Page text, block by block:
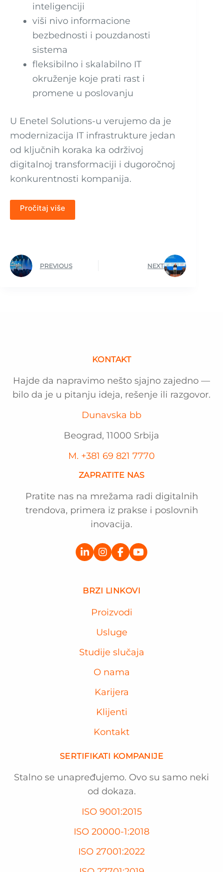
inteligenciji
viši nivo informacione
bezbednosti i pouzdanosti
sistema
fleksibilno i skalabilno IT
okruženje koje prati rast i
promene u poslovanju
U Enetel Solutions-u verujemo da je
modernizacija IT infrastrukture jedan
od ključnih koraka ka održivoj
digitalnoj transformaciji i dugoročnoj
konkurentnosti kompanija.
Pročitaj više
PREVIOUS NEXT
KONTAKT
Hajde da napravimo nešto sjajno zajedno —
bilo da je u pitanju ideja, rešenje ili razgovor.
Dunavska bb
Beograd, 11000 Srbija
M. +381 69 821 7770
ZAPRATITE NAS
Pratite nas na mrežama radi digitalnih
trendova, primera iz prakse i poslovnih
inovacija.
BRZI LINKOVI
Proizvodi
Usluge
Studije slučaja
O nama
Karijera
Klijenti
Kontakt
SERTIFIKATI KOMPANIJE
Stalno se unapređujemo. Ovo su samo neki
od dokaza.
ISO 9001:2015
ISO 20000-1:2018
ISO 27001:2022